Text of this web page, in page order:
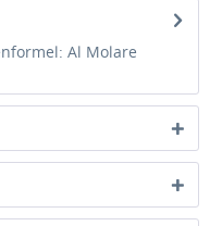
Al Molare